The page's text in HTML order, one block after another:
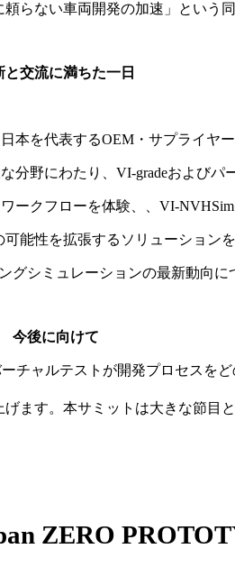
らない車両開発の加速」という
と交流に満ちた一日
本を代表するOEM・サプライヤ
野にわたり、VI-gradeおよびパ
ークフローを体験、、VI-
能性を拡張するソリューション
グシミュレーションの最新動向に
今後に向けて
ャルテストが開発プロセスを
ます。本サミットは大きな節目
ZERO